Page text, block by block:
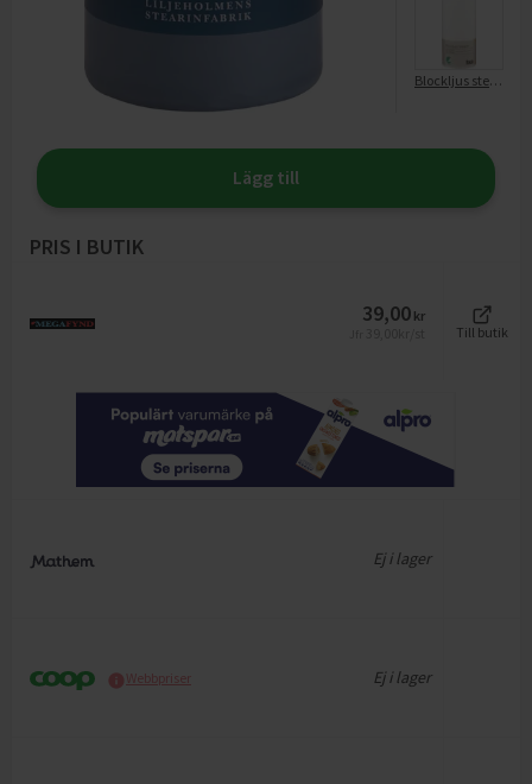
Blockljus stearin
Lägg till
PRIS I BUTIK
39,00 kr
Till butik
Ej i lager
Webbpriser Ej i lager